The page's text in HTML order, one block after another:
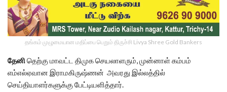
தங்கம் முழுமையான மதிப்பை பெறும் திருச்சி Livya Shree Gold Bankers
தேனிதெற்கு மாவட்ட திமுக செயலாளரும், முன்னாள் கம்பம்
எம்எல்ஏவான இராமகிருஷ்ணன் அவரது இல்லத்தில்
செய்தியாளர்களுக்கு பேட்டியளித்தார்.